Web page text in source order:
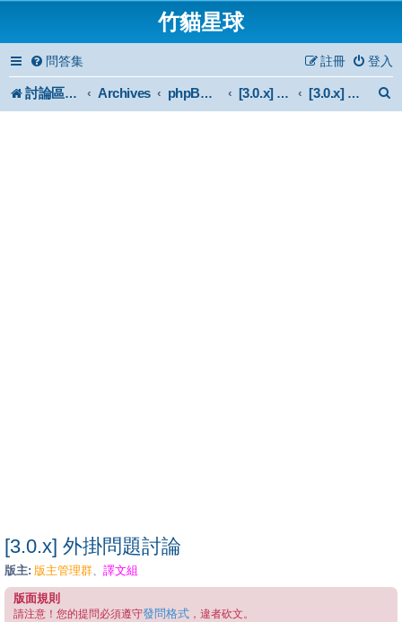
竹貓星球
問答集 登入
註冊
討論區首頁 Archives phpBB 3.0.x Forum Archive [3.0.x] Mod [3.0.x] 外掛問題討論
[3.0.x] 外掛問題討論
版主: 版主管理群、 譯文組
版面規則
請注意！您的提問必須遵守發問格式 ，違者砍文。